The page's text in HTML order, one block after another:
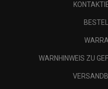
WARNHINWEIS ZU